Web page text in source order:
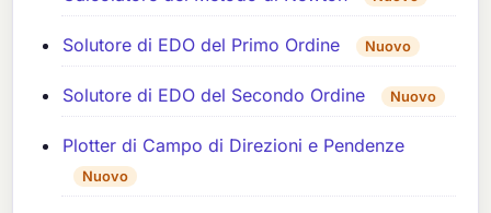
Solutore di EDO del Primo Ordine Nuovo
Solutore di EDO del Secondo Ordine Nuovo
Plotter di Campo di Direzioni e Pendenze
Nuovo